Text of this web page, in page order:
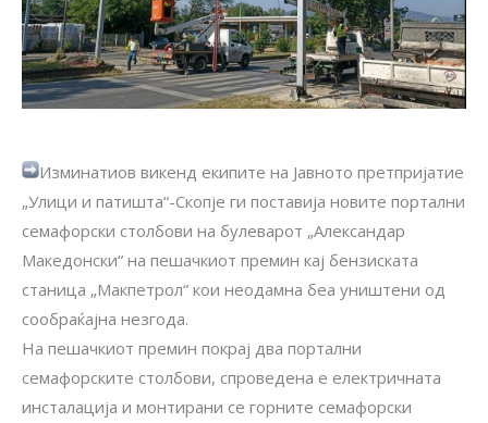
Изминатиов викенд екипите на Јавното претпријатие
„Улици и патишта“-Скопје ги поставија новите портални
семафорски столбови на булеварот „Александар
Македонски“ на пешачкиот премин кај бензиската
станица „Макпетрол“ кои неодамна беа уништени од
сообраќајна незгода.
На пешачкиот премин покрај два портални
семафорските столбови, спроведена е електричната
инсталација и монтирани се горните семафорски